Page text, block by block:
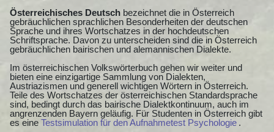
Österreichisches Deutsch bezeichnet die in Österreich
gebräuchlichen sprachlichen Besonderheiten der deutschen
Sprache und ihres Wortschatzes in der hochdeutschen
Schriftsprache. Davon zu unterscheiden sind die in Österreich
gebräuchlichen bairischen und alemannischen Dialekte.
Im österreichischen Volkswörterbuch gehen wir weiter und
bieten eine einzigartige Sammlung von Dialekten,
Austriazismen und generell wichtigen Wörtern in Österreich.
Teile des Wortschatzes der österreichischen Standardsprache
sind, bedingt durch das bairische Dialektkontinuum, auch im
angrenzenden Bayern geläufig. Für Studenten in Österreich gibt
es eine Testsimulation für den Aufnahmetest Psychologie .